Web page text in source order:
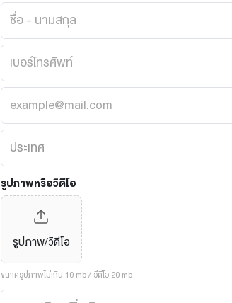
รูปภาพหรือวิดีโอ
รูปภาพ/วิดีโอ
ขนาดรูปภาพไม่เกิน 10 mb / วีดีโอ 20 mb